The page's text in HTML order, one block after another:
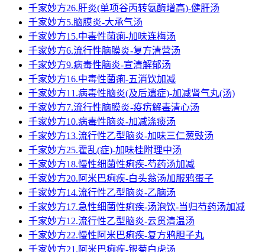
千家妙方26.肝炎(单项谷丙转氨酶增高)-健肝汤
千家妙方5.脑膜炎-大承气汤
千家妙方15.中毒性菌痢-加味连梅汤
千家妙方6.流行性脑膜炎-复方清营汤
千家妙方9.病毒性脑炎-宣清解郁汤
千家妙方16.中毒性菌痢-五消饮加减
千家妙方11.病毒性脑炎(及后遗症)-加减肾气丸(汤)
千家妙方7.流行性脑膜炎-疫疠解毒清心汤
千家妙方10.病毒性脑炎-加减涤痰汤
千家妙方13.流行性乙型脑炎-加味三仁葱豉汤
千家妙方25.霍乱(症)-加味桂附理中汤
千家妙方18.慢性细菌性痢疾-芍药汤加减
千家妙方20.阿米巴痢疾-白头翁汤加服鸦蛋子
千家妙方14.流行性乙型脑炎-乙脑汤
千家妙方17.急性细菌性痢疾-汤泡饮-当归芍药汤加减
千家妙方12.流行性乙型脑炎-云贯清温汤
千家妙方22.慢性阿米巴痢疾-复方鸦胆子丸
千家妙方21.阿米巴痢疾-银菊白虎汤